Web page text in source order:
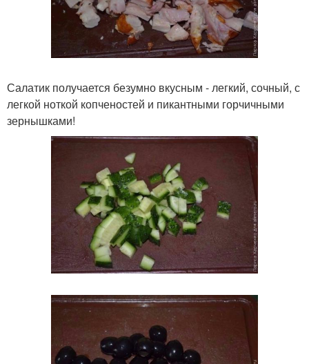
Салатик получается безумно вкусным - легкий, сочный, с
легкой ноткой копченостей и пикантными горчичными
зернышками!